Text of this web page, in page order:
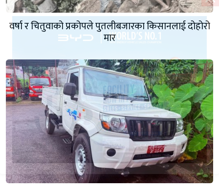
वर्षा र चितुवाको प्रकोपले पुतलीबजारका किसानलाई दोहोरो
मार